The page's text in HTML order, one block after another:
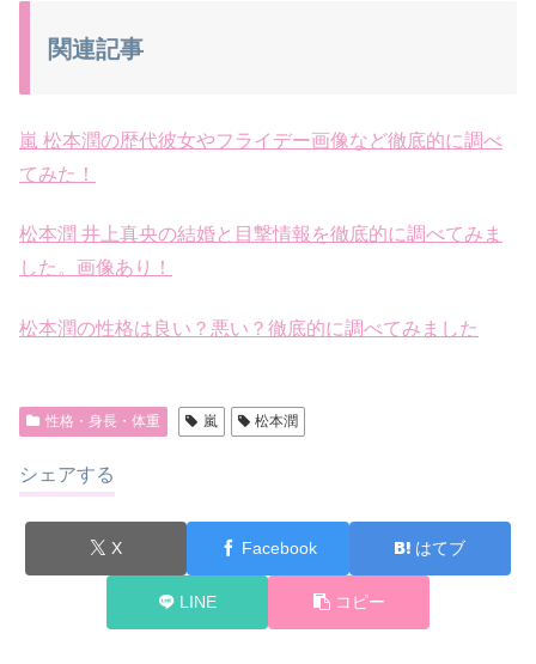
関連記事
嵐 松本潤の歴代彼女やフライデー画像など徹底的に調べ
てみた！
松本潤 井上真央の結婚と目撃情報を徹底的に調べてみま
した。画像あり！
松本潤の性格は良い？悪い？徹底的に調べてみました
性格・身長・体重 嵐 松本潤
シェアする
X Facebook はてブ
LINE コピー